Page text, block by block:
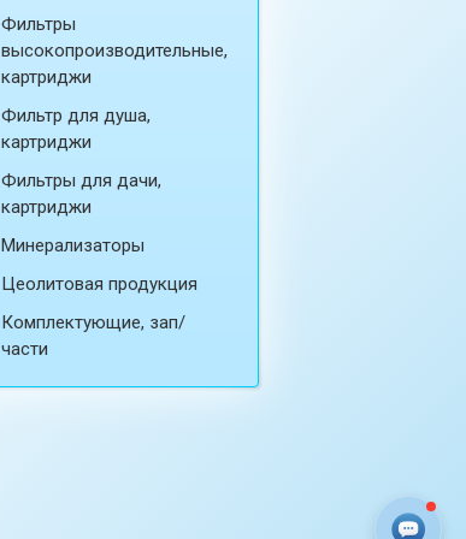
Фильтры
высокопроизводительные,
картриджи
Фильтр для душа,
картриджи
Фильтры для дачи,
картриджи
Минерализаторы
Цеолитовая продукция
Комплектующие, зап/
части